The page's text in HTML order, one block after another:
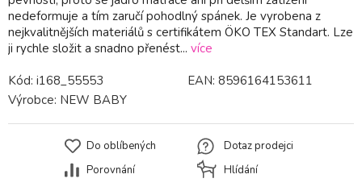
nedeformuje a tím zaručí pohodlný spánek. Je vyrobena z
nejkvalitnějších materiálů s certifikátem ÖKO TEX Standart. Lze
ji rychle složit a snadno přenést... více
Kód: i168_55553 EAN: 8596164153611
Výrobce: NEW BABY
Do oblíbených
Porovnání
Dotaz prodejci
Hlídání